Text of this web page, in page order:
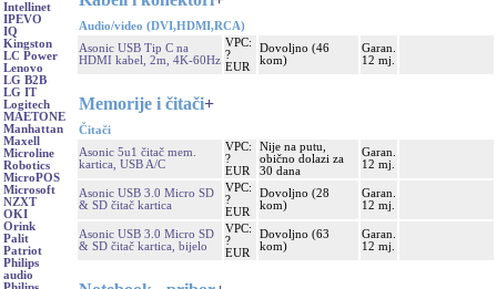
Intellinet
IPEVO
IQ
Kingston
LC Power
Lenovo
LG B2B
LG IT
Logitech
MAETONE
Manhattan
Maxell
Microline
Robotics
MicroPOS
Microsoft
NZXT
OKI
Orink
Palit
Patriot
Philips
audio
Audio/video (DVI,HDMI,RCA)
Asonic USB Tip C na
HDMI kabel, 2m, 4K-60Hz
VPC:
?
EUR
Dovoljno (46
kom)
Garan.
12 mj.
Memorije i čitači+
Čitači
Asonic 5u1 čitač mem.
kartica, USB A/C
VPC:
?
EUR
Nije na putu,
obično dolazi za
30 dana
Garan.
12 mj.
Asonic USB 3.0 Micro SD
& SD čitač kartica
VPC:
?
EUR
Dovoljno (28
kom)
Garan.
12 mj.
Asonic USB 3.0 Micro SD
& SD čitač kartica, bijelo
VPC:
?
EUR
Dovoljno (63
kom)
Garan.
12 mj.